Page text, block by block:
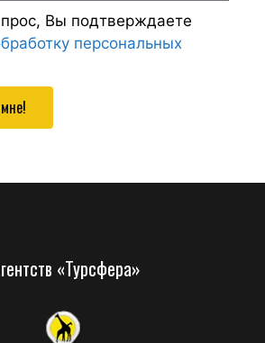
Вы подтверждаете
персональных
«Турсфера»